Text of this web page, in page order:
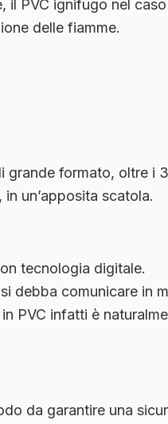
il PVC ignifugo nel
delle fiamme.
grande formato, oltre i
un’apposita scatola.
tecnologia digitale.
debba comunicare in
PVC infatti è
da garantire una